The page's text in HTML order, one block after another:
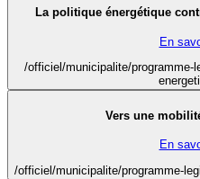
La politique énergétique
En
/officiel/municipalite/programme-
Vers une
En
/officiel/municipalite/programme-